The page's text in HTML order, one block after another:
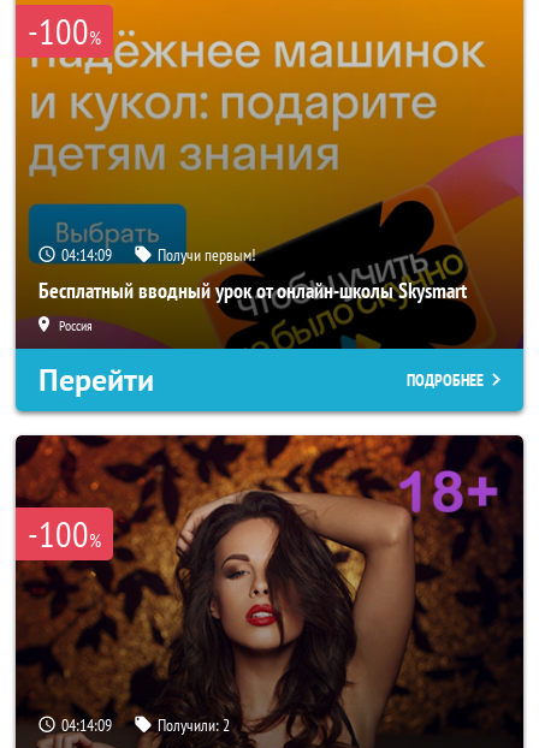
-100%
04:14:07 Получи первым!
Бесплатный вводный урок от онлайн-школы Skysmart
Россия
Перейти ПОДРОБНЕЕ
-100%
04:14:07 Получили:2